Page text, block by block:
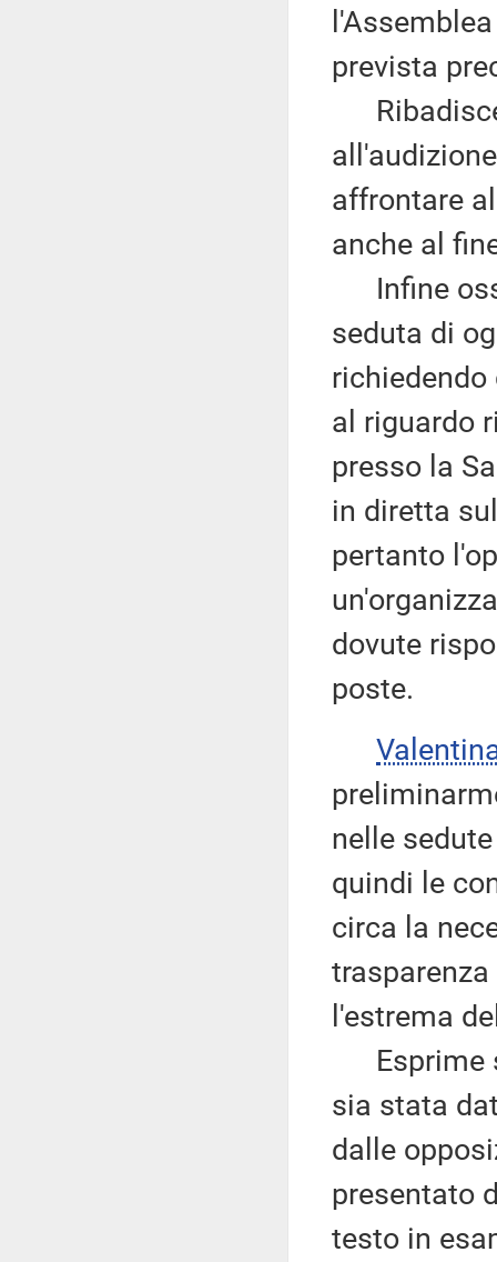
prevista
affrontare
anche al
Infine
seduta di
al riguardo
presso la
in diretta
pertanto
dovute
poste.
nelle
quindi le
circa la
l'estrema
Esprime
sia stata
dalle
presentato
testo in